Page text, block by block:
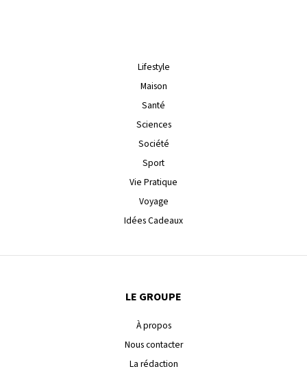
Lifestyle
Maison
Santé
Sciences
Société
Sport
Vie Pratique
Voyage
Idées Cadeaux
LE GROUPE
À propos
Nous contacter
La rédaction